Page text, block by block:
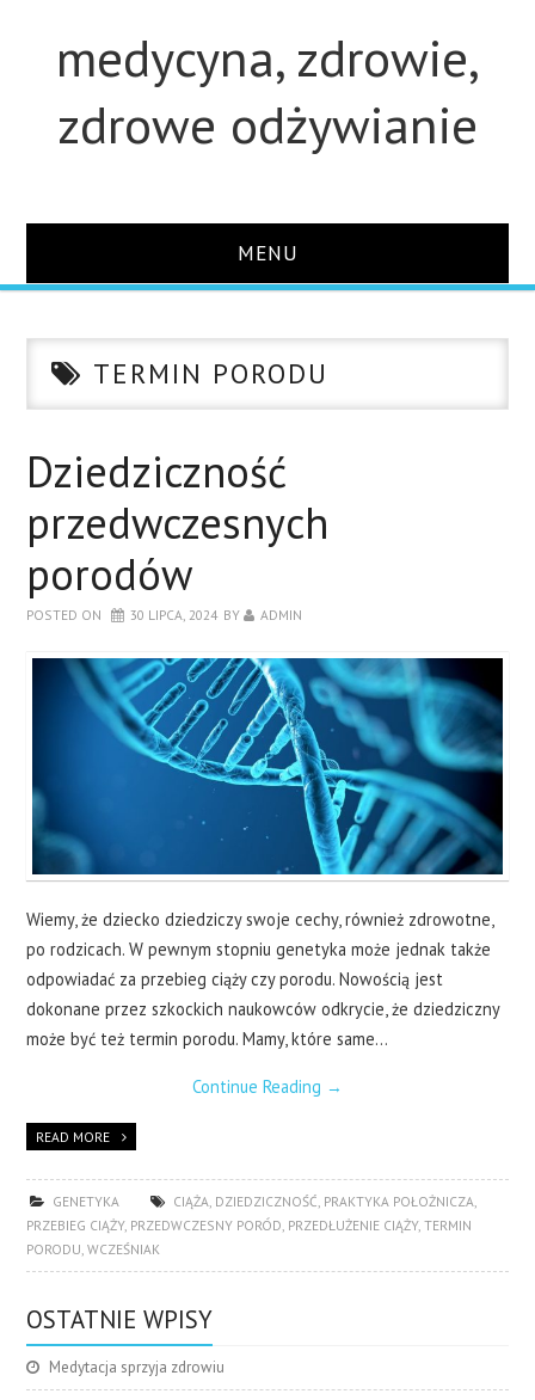
medycyna, zdrowie,
zdrowe odżywianie
MENU
STUDIA
KONTAKT
TERMIN PORODU
Dziedziczność
przedwczesnych
porodów
POSTED ON 30 LIPCA, 2024 BY ADMIN
Wiemy, że dziecko dziedziczy swoje cechy, również zdrowotne,
po rodzicach. W pewnym stopniu genetyka może jednak także
odpowiadać za przebieg ciąży czy porodu. Nowością jest
dokonane przez szkockich naukowców odkrycie, że dziedziczny
może być też termin porodu. Mamy, które same…
Continue Reading →
READ MORE
GENETYKA CIĄŻA, DZIEDZICZNOŚĆ, PRAKTYKA POŁOŻNICZA,
PRZEBIEG CIĄŻY, PRZEDWCZESNY PORÓD, PRZEDŁUŻENIE CIĄŻY,TERMIN
PORODU,WCZEŚNIAK
OSTATNIE WPISY
Medytacja sprzyja zdrowiu